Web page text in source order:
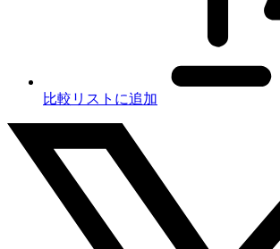
比較リストに追加